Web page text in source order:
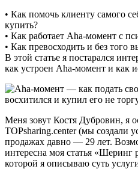
• Как помочь клиенту самого
купить?
• Как работает Aha-момент с
• Как превосходить и без того
В этой статье я постарался
как устроен Aha-момент и как
Меня зовут Костя Дубровин, я
TOPsharing.center (мы создали
продажах давно — 29 лет.
интересна моя статья «Шеринг
которой я описываю суть